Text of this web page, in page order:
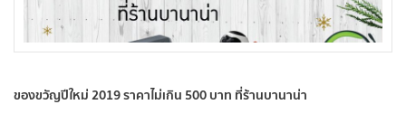
ของขวัญปีใหม่ 2019 ราคาไม่เกิน 500 บาท ที่ร้านบานาน่า